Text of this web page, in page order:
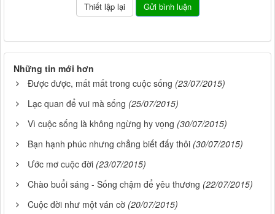
Những tin mới hơn
Được được, mất mất trong cuộc sống (23/07/2015)
Lạc quan để vui mà sống (25/07/2015)
Vì cuộc sống là không ngừng hy vọng (30/07/2015)
Bạn hạnh phúc nhưng chẳng biết đấy thôi (30/07/2015)
Ước mơ cuộc đời (23/07/2015)
Chào buổi sáng - Sống chậm để yêu thương (22/07/2015)
Cuộc đời như một ván cờ (20/07/2015)